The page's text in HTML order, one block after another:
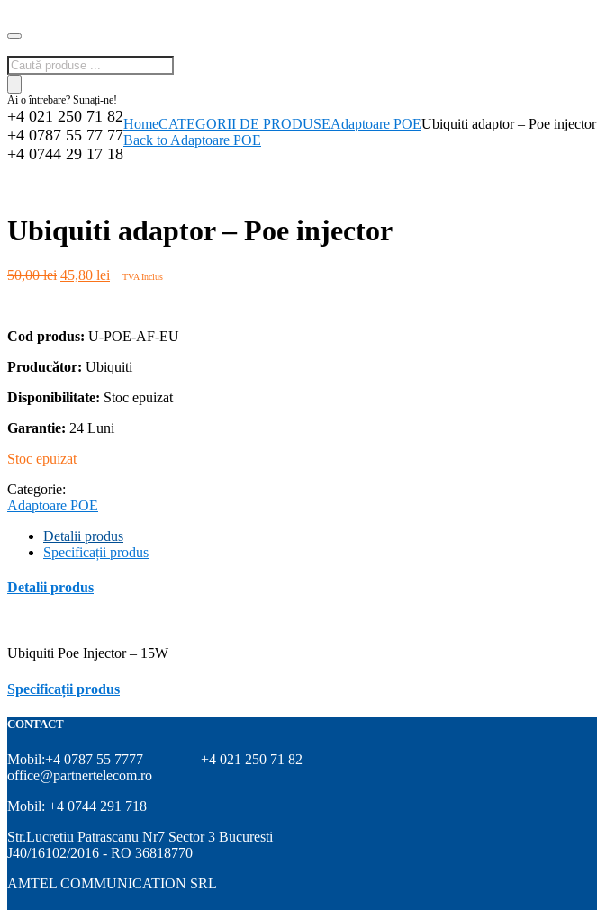
Products
search
Ai o întrebare? Sunați-ne!
+4 021 250 71 82
+4 0787 55 77 77
+4 0744 29 17 18
HomeCATEGORII DE PRODUSEAdaptoare POEUbiquiti adaptor – Poe injector
Back to Adaptoare POE
Ubiquiti adaptor – Poe injector
50,00lei Prețul
50,00 lei.
45,80 lei Prețul
TVA Inclus
Cod produs: U-POE-AF-EU
Producător: Ubiquiti
Disponibilitate: Stoc epuizat
Garantie: 24 Luni
Stoc epuizat
Categorie:
Adaptoare POE
Detalii produs
Specificații produs
Detalii produs
Ubiquiti Poe Injector – 15W
Specificații produs
CONTACT
Mobil:+4 0787 55 7777 +4 021 250 71 82
office@partnertelecom.ro
Mobil: +4 0744 291 718
Str.Lucretiu Patrascanu Nr7 Sector 3 Bucuresti
J40/16102/2016 - RO 36818770
AMTEL COMMUNICATION SRL